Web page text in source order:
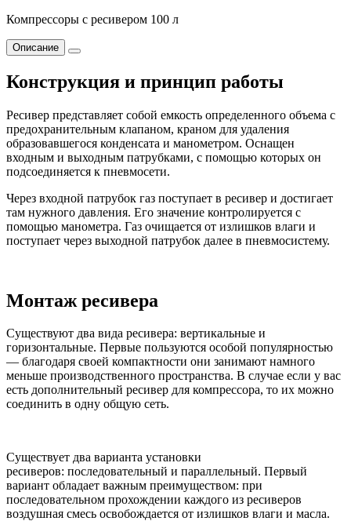
Компрессоры с ресивером 100 л
Описание
Конструкция и принцип работы
Ресивер представляет собой емкость определенного объема с
предохранительным клапаном, краном для удаления
образовавшегося конденсата и манометром. Оснащен
входным и выходным патрубками, с помощью которых он
подсоединяется к пневмосети.
Через входной патрубок газ поступает в ресивер и достигает
там нужного давления. Его значение контролируется с
помощью манометра. Газ очищается от излишков влаги и
поступает через выходной патрубок далее в пневмосистему.
Монтаж ресивера
Существуют два вида ресивера: вертикальные и
горизонтальные. Первые пользуются особой популярностью
— благодаря своей компактности они занимают намного
меньше производственного пространства. В случае если у вас
есть дополнительный ресивер для компрессора, то их можно
соединить в одну общую сеть.
Существует два варианта установки
ресиверов: последовательный и параллельный. Первый
вариант обладает важным преимуществом: при
последовательном прохождении каждого из ресиверов
воздушная смесь освобождается от излишков влаги и масла.